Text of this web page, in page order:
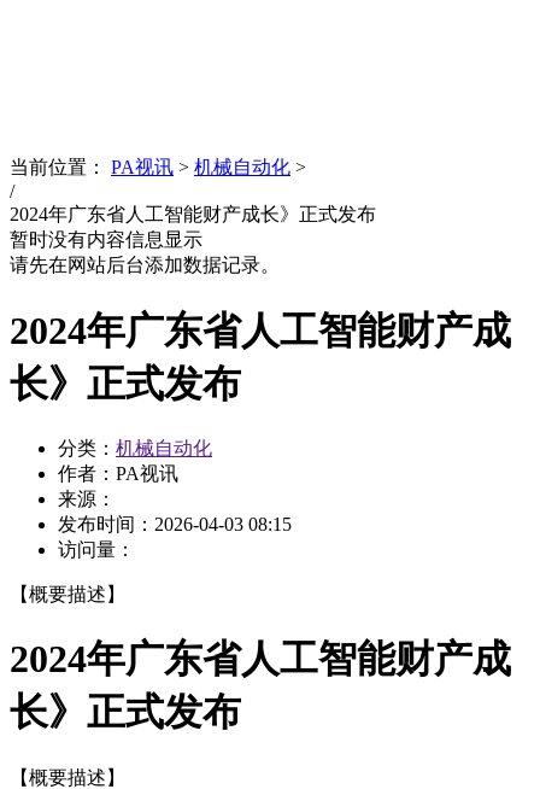
当前位置： PA视讯 > 机械自动化 >
/
2024年广东省人工智能财产成长》正式发布
暂时没有内容信息显示
请先在网站后台添加数据记录。
2024年广东省人工智能财产成
长》正式发布
分类： 机械自动化
作者：PA视讯
来源：
发布时间： 2026-04-03 08:15
访问量：
【概要描述】
2024年广东省人工智能财产成
长》正式发布
【概要描述】